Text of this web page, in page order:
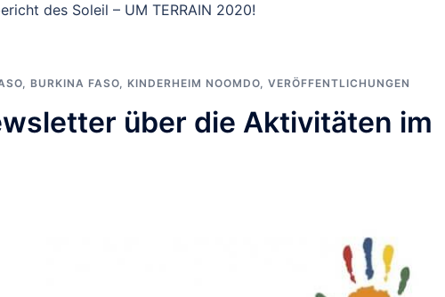
des Soleil – UM TERRAIN 2020!
, BURKINA FASO, KINDERHEIM NOOMDO, VERÖFFENTLICHUNGEN
über die Aktivitäten im